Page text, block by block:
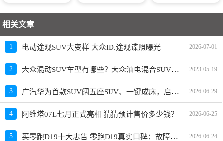
相关文章
1 电动途观SUV大变样 大众ID.途观谍照曝光 2026-07-01
2 大众混动SUV车型有哪些？大众油电混合SUV报价 2023-05-19
3 广汽华为首款SUV阔五座SUV、一键成床，启境GX7什么时候上市？ 2026-06-29
4 阿维塔07L七月正式亮相 猜猜预计售价多少钱？ 2026-06-25
5 买零跑D19十大忠告 零跑D19真实口碑：故障率很高吗？车主反馈好吗？ 2026-06-24